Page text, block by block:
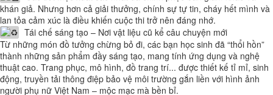
khán giả. Nhưng hơn cả giải thưởng, chính sự tự tin, cháy hết mình và
lan tỏa cảm xúc là điều khiến cuộc thi trở nên đáng nhớ.
Tái chế sáng tạo – Nơi vật liệu cũ kể câu chuyện mới
Từ những món đồ tưởng chừng bỏ đi, các bạn học sinh đã “thổi hồn”
thành những sản phẩm đầy sáng tạo, mang tính ứng dụng và nghệ
thuật cao. Trang phục, mô hình, đồ trang trí... được thiết kế tỉ mỉ, sinh
động, truyền tải thông điệp bảo vệ môi trường gắn liền với hình ảnh
người phụ nữ Việt Nam – mộc mạc mà bền bỉ.